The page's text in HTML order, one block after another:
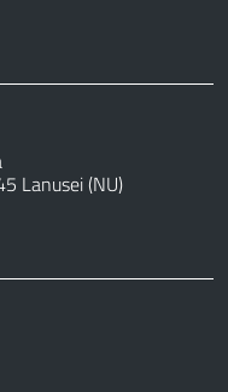
Lanusei (NU)